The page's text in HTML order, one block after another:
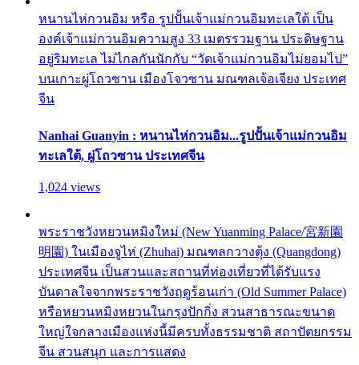
หนานไห่กวนอิม หรือ รูปปั้นเจ้าแม่กวนอิมทะเลใต้ เป็น
องค์เจ้าแม่กวนอิมความสูง 33 เมตรรวมฐาน ประดิษฐาน
อยู่ริมทะเล ไม่ไกลกันนักกับ “วัดเจ้าแม่กวนอิมไม่ยอมไป”
บนเกาะผู่โถวซาน เมืองโจวซาน มณฑลเจ้อเจียง ประเทศ
จีน
Nanhai Guanyin : หนานไห่กวนอิม...รูปปั้นเจ้าแม่กวนอิม
ทะเลใต้, ผู่โถวซาน ประเทศจีน
1,024 views
พระราชวังหยวนหมิงใหม่ (New Yuanming Palace/宮新園
明園) ในเมืองจูไห่ (Zhuhai) มณฑลกวางตุ้ง (Quangdong)
ประเทศจีน เป็นสวนและสถานที่ท่องเที่ยวที่ได้รับแรง
บันดาลใจจากพระราชวังฤดูร้อนเก่า (Old Summer Palace)
หรือหยวนหมิงหยวนในกรุงปักกิ่ง สวนสาธารณะขนาด
ใหญ่ใจกลางเมืองแห่งนี้มีครบทั้งธรรมชาติ สถาปัตยกรรม
จีน สวนสนุก และการแสดง